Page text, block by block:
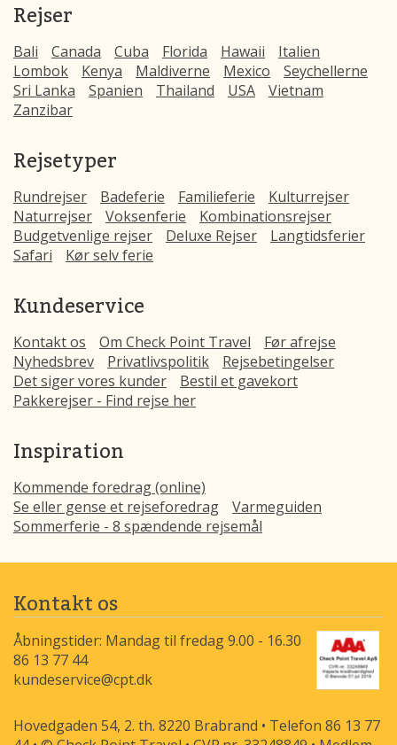
Rejser
Bali Canada Cuba Florida Hawaii
Italien
Lombok
Kenya Maldiverne Mexico
Seychellerne
Sri Lanka
Spanien Thailand USA
Vietnam
Zanzibar
Rejsetyper
Rundrejser Badeferie Familieferie
Kulturrejser
Naturrejser
Voksenferie
Kombinationsrejser
Budgetvenlige rejser
Deluxe Rejser
Langtidsferier
Safari
Kør selv ferie
Kundeservice
Kontakt os Om Check Point Travel
Før afrejse
Nyhedsbrev
Privatlivspolitik
Rejsebetingelser
Det siger vores kunder
Bestil et gavekort
Pakkerejser - Find rejse her
Inspiration
Kommende foredrag (online)
Se eller gense et rejseforedrag
Varmeguiden
Sommerferie - 8 spændende rejsemål
Kontakt os
Åbningstider: Mandag til fredag 9.00 - 16.30
86 13 77 44
kundeservice@cpt.dk
Hovedgaden 54, 2. th. 8220 Brabrand • Telefon 86 13 77